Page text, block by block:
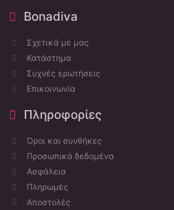
Bonadiva
Σχετικά με μας
Κατάστημα
Συχνές ερωτήσεις
Επικοινωνία
Πληροφορίες
Όροι και συνθήκες
Προσωπικά δεδομένα
Ασφάλεια
Πληρωμές
Αποστολές